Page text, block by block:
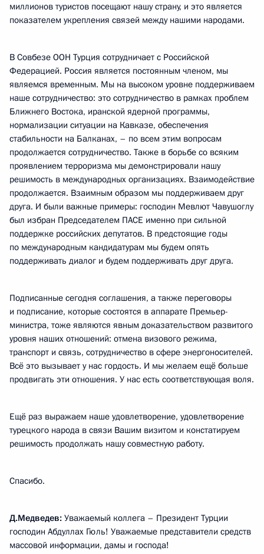
миллионов туристов посещают нашу страну, и это является
показателем укрепления связей между нашими народами.
В Совбезе ООН Турция сотрудничает с Российской
Федерацией. Россия является постоянным членом, мы
являемся временным. Мы на высоком уровне поддерживаем
наше сотрудничество: это сотрудничество в рамках проблем
Ближнего Востока, иранской ядерной программы,
нормализации ситуации на Кавказе, обеспечения
стабильности на Балканах, – по всем этим вопросам
продолжается сотрудничество. Также в борьбе со всяким
проявлением терроризма мы демонстрировали нашу
решимость в международных организациях. Взаимодействие
продолжается. Взаимным образом мы поддерживаем друг
друга. И были важные примеры: господин Мевлют Чавушоглу
был избран Председателем ПАСЕ именно при сильной
поддержке российских депутатов. В предстоящие годы
по международным кандидатурам мы будем опять
поддерживать диалог и будем поддерживать друг друга.
Подписанные сегодня соглашения, а также переговоры
и подписание, которые состоятся в аппарате Премьер-
министра, тоже являются явным доказательством развитого
уровня наших отношений: отмена визового режима,
транспорт и связь, сотрудничество в сфере энергоносителей.
Всё это вызывает у нас гордость. И мы желаем ещё больше
продвигать эти отношения. У нас есть соответствующая воля.
Ещё раз выражаем наше удовлетворение, удовлетворение
турецкого народа в связи Вашим визитом и констатируем
решимость продолжать нашу совместную работу.
Спасибо.
Д.Медведев: Уважаемый коллега – Президент Турции
господин Абдуллах Гюль! Уважаемые представители средств
массовой информации, дамы и господа!